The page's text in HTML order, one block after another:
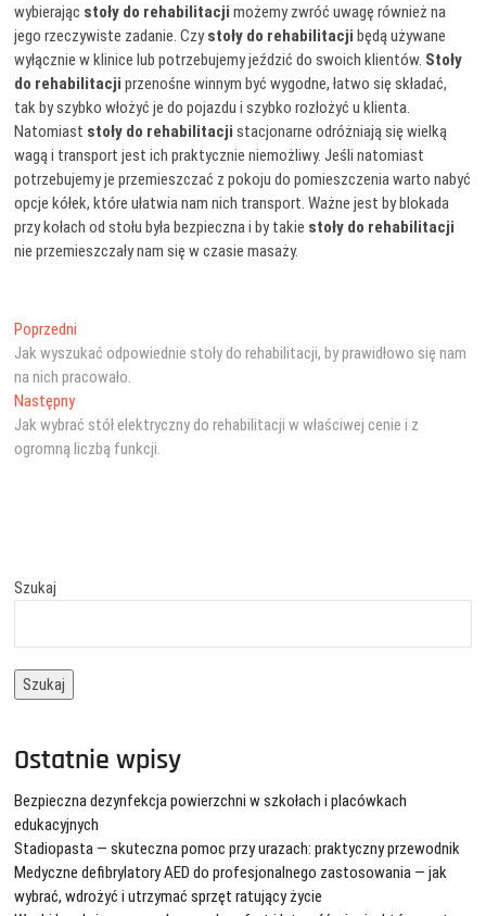
wybierając stoły do rehabilitacji możemy zwróć uwagę również na
jego rzeczywiste zadanie. Czystoły do rehabilitacji będą używane
wyłącznie w klinice lub potrzebujemy jeździć do swoich klientów. Stoły
do rehabilitacji przenośne winnym być wygodne, łatwo się składać,
tak by szybko włożyć je do pojazdu i szybko rozłożyć u klienta.
Natomiast stoły do rehabilitacji stacjonarne odróżniają się wielką
wagą i transport jest ich praktycznie niemożliwy. Jeśli natomiast
potrzebujemy je przemieszczać z pokoju do pomieszczenia warto nabyć
opcje kółek, które ułatwia nam nich transport. Ważne jest by blokada
przy kołach od stołu była bezpieczna i by takie stoły do rehabilitacji
nie przemieszczały nam się w czasie masaży.
Nawigacja
wpisu
Poprzedni
wpis:
Jak wyszukać odpowiednie stoły do rehabilitacji, by prawidłowo się nam
na nich pracowało.
NastępnyNastępny
wpis:
Jak wybrać stół elektryczny do rehabilitacji w właściwej cenie i z
ogromną liczbą funkcji.
Szukaj
Szukaj
Ostatnie wpisy
Bezpieczna dezynfekcja powierzchni w szkołach i placówkach
edukacyjnych
Stadiopasta — skuteczna pomoc przy urazach: praktyczny przewodnik
Medyczne defibrylatory AED do profesjonalnego zastosowania — jak
wybrać, wdrożyć i utrzymać sprzęt ratujący życie